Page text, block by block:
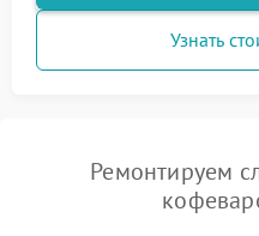
Узнать
Ремонтируем